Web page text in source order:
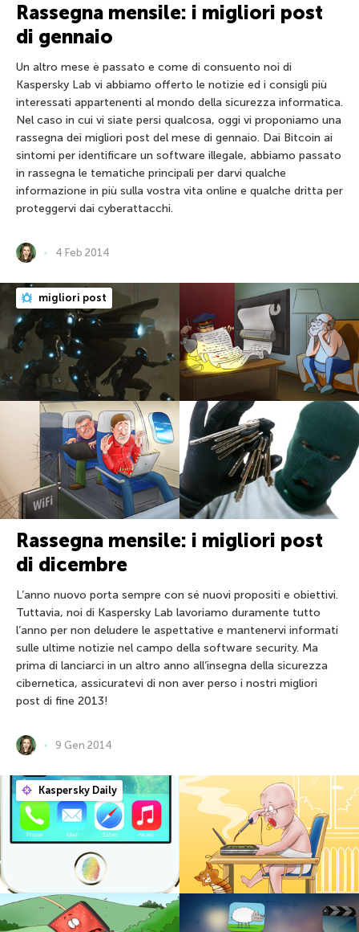
Rassegna mensile: i migliori post
di gennaio
Un altro mese è passato e come di consuento noi di
Kaspersky Lab vi abbiamo offerto le notizie ed i consigli più
interessati appartenenti al mondo della sicurezza informatica.
Nel caso in cui vi siate persi qualcosa, oggi vi proponiamo una
rassegna dei migliori post del mese di gennaio. Dai Bitcoin ai
sintomi per identificare un software illegale, abbiamo passato
in rassegna le tematiche principali per darvi qualche
informazione in più sulla vostra vita online e qualche dritta per
proteggervi dai cyberattacchi.
4 Feb 2014
migliori post
Rassegna mensile: i migliori post
di dicembre
L’anno nuovo porta sempre con sé nuovi propositi e obiettivi.
Tuttavia, noi di Kaspersky Lab lavoriamo duramente tutto
l’anno per non deludere le aspettative e mantenervi informati
sulle ultime notizie nel campo della software security. Ma
prima di lanciarci in un altro anno all’insegna della sicurezza
cibernetica, assicuratevi di non aver perso i nostri migliori
post di fine 2013!
9 Gen 2014
Kaspersky Daily